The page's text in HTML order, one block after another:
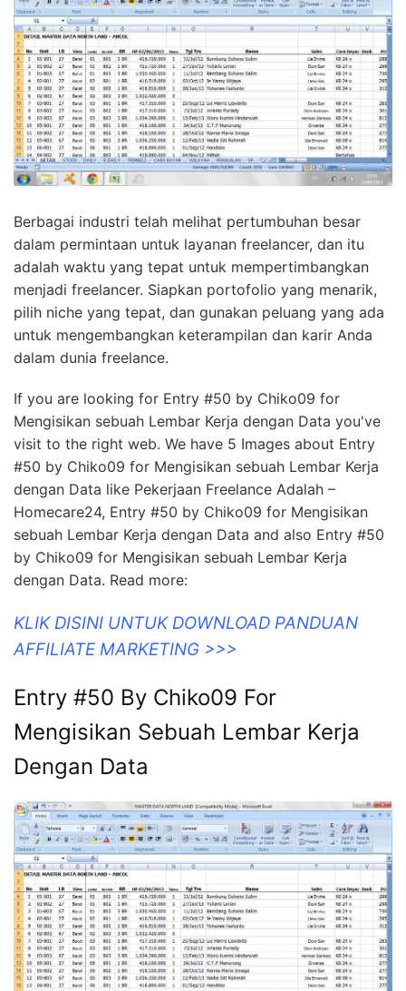
Berbagai industri telah melihat pertumbuhan besar
dalam permintaan untuk layanan freelancer, dan itu
adalah waktu yang tepat untuk mempertimbangkan
menjadi freelancer. Siapkan portofolio yang menarik,
pilih niche yang tepat, dan gunakan peluang yang ada
untuk mengembangkan keterampilan dan karir Anda
dalam dunia freelance.
If you are looking for Entry #50 by Chiko09 for
Mengisikan sebuah Lembar Kerja dengan Data you've
visit to the right web. We have 5 Images about Entry
#50 by Chiko09 for Mengisikan sebuah Lembar Kerja
dengan Data like Pekerjaan Freelance Adalah –
Homecare24, Entry #50 by Chiko09 for Mengisikan
sebuah Lembar Kerja dengan Data and also Entry #50
by Chiko09 for Mengisikan sebuah Lembar Kerja
dengan Data. Read more:
KLIK DISINI UNTUK DOWNLOAD PANDUAN
AFFILIATE MARKETING >>>
Entry #50 By Chiko09 For
Mengisikan Sebuah Lembar Kerja
Dengan Data